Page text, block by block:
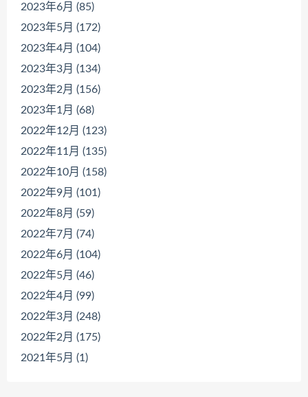
2023年6月 (85)
2023年5月 (172)
2023年4月 (104)
2023年3月 (134)
2023年2月 (156)
2023年1月 (68)
2022年12月 (123)
2022年11月 (135)
2022年10月 (158)
2022年9月 (101)
2022年8月 (59)
2022年7月 (74)
2022年6月 (104)
2022年5月 (46)
2022年4月 (99)
2022年3月 (248)
2022年2月 (175)
2021年5月 (1)